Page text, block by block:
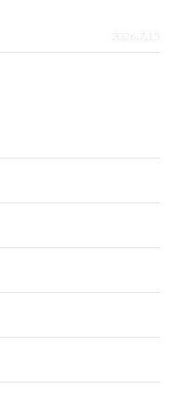
2026.7.15